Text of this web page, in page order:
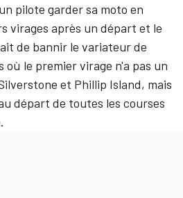
pilote garder sa moto en
virages après un départ et le
de bannir le variateur de
le premier virage n'a pas un
et Phillip Island, mais
départ de toutes les courses